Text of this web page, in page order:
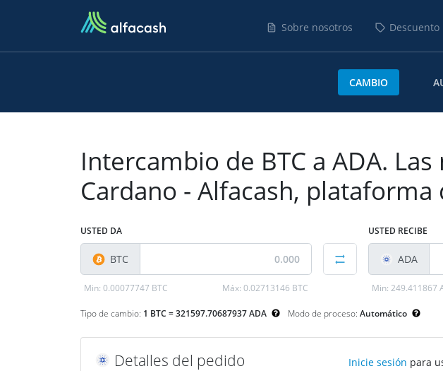
Sobre nosotros Descuento
CAMBIO
Intercambio de BTC a ADA.
Cardano - Alfacash,
USTED DA
BTC
Min: 0.00077747 BTC Máx:0.02713146 BTC
USTED RECIBE
ADA
Min: 249.411867
Tipo de cambio: 1 BTC = 321597.70687937 ADA Modo de proceso: Automático
Detalles del pedido Inicie sesión para